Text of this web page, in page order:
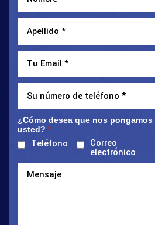
¿Cómo desea que nos
usted? *
Teléfono Correo
electrónico